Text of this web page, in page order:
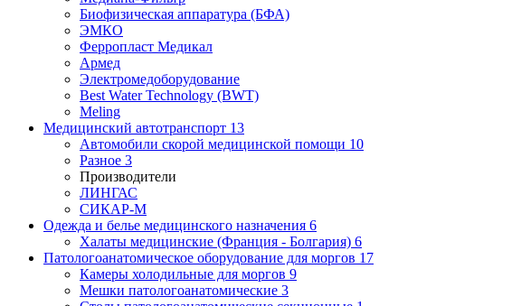
Биофизическая аппаратура (БФА)
ЭМКО
Ферропласт Медикал
Армед
Электромедоборудование
Best Water Technology (BWT)
Meling
Медицинский автотранспорт 13
Автомобили скорой медицинской помощи 10
Разное 3
Производители
ЛИНГАС
СИКАР-М
Одежда и белье медицинского назначения 6
Халаты медицинские (Франция - Болгария) 6
Патологоанатомическое оборудование для моргов 17
Камеры холодильные для моргов 9
Мешки патологоанатомические 3